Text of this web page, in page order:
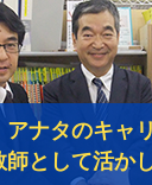
アナタのキャ
として活か